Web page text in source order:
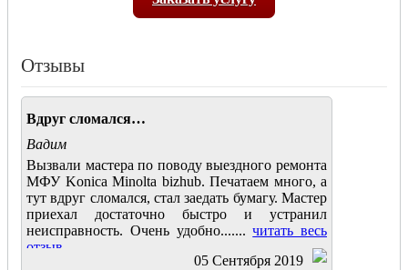
Отзывы
Вдруг сломался…
Вадим
Вызвали мастера по поводу выездного ремонта
МФУ Konica Minolta bizhub. Печатаем много, а
тут вдруг сломался, стал заедать бумагу. Мастер
приехал достаточно быстро и устранил
неисправность. Очень удобно.......читать весь
отзыв
05 Сентября 2019